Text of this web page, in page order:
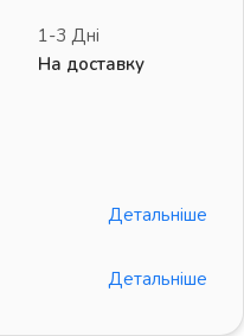
1-3 Дні
На доставку
Детальніше
Детальніше